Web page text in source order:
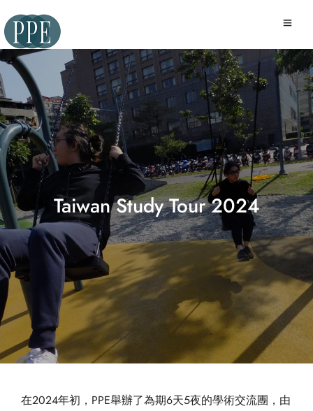
Taiwan Study Tour 2024
在2024年初，PPE舉辦了為期6天5夜的學術交流團，由